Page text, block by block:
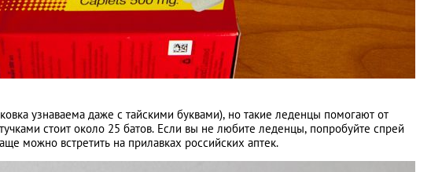
узнаваема даже с тайскими буквами), но такие леденцы помогают от
стоит около 25 батов. Если вы не любите леденцы, попробуйте спрей
можно встретить на прилавках российских аптек.